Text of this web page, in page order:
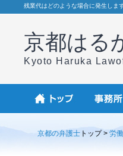
残業代はどのような場合に発生しま
京都はる
Kyoto Haruka
京都の弁護士 トップ > 労